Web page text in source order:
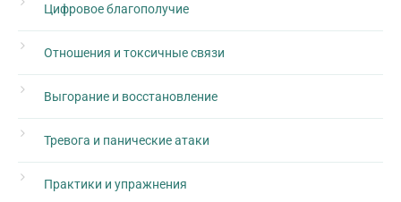
Цифровое благополучие
Отношения и токсичные связи
Выгорание и восстановление
Тревога и панические атаки
Практики и упражнения